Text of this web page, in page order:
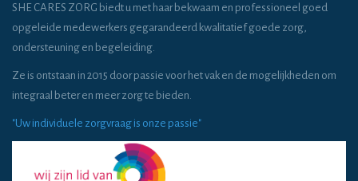
SHE CARES ZORG biedt u met haar bekwaam en professioneel goed
opgeleide medewerkers gegarandeerd kwalitatief goede zorg,
ondersteuning en begeleiding.
Ze is ontstaan in 2015 door passie voor het vak en de mogelijkheden om
integraal beter en meer zorg te bieden.
"Uw individuele zorgvraag is onze passie"